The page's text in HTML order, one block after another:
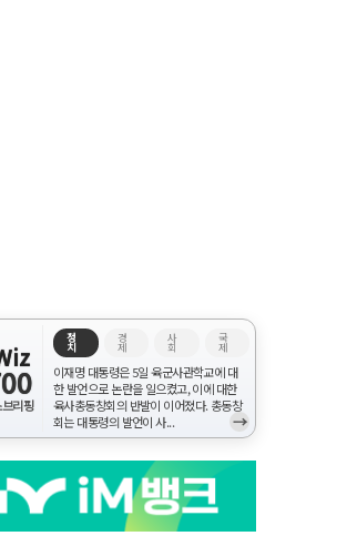
리핑
정
치
경
제
사
회
국
제
이재명 대통령은 5일 육군사관학교에 대
한 발언으로 논란을 일으켰고, 이에 대한
육사총동창회의 반발이 이어졌다. 총동창
회는 대통령의 발언이 사...
→